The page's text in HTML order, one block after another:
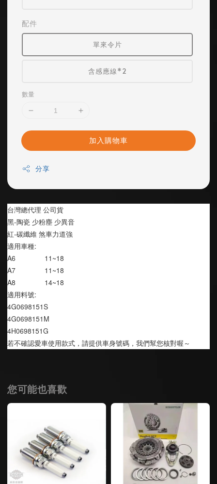
配件
單來令片
含感應線*2
數量
加入購物車
分享
台灣總代理 公司貨
黑-陶瓷 少粉塵 少異音
紅-碳纖維 煞車力道強
適用車種:
A6               11~18
A7               11~18
A8               14~18
適用料號:
4G0698151S
4G0698151M
4H0698151G
若不確認愛車使用款式，請提供車身號碼，我們幫您核對喔～
您可能也喜歡